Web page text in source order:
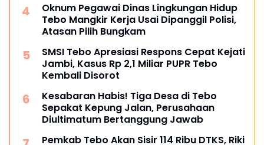
Oknum Pegawai Dinas Lingkungan Hidup
Tebo Mangkir Kerja Usai Dipanggil Polisi,
Atasan Pilih Bungkam
SMSI Tebo Apresiasi Respons Cepat Kejati
Jambi, Kasus Rp 2,1 Miliar PUPR Tebo
Kembali Disorot
Kesabaran Habis! Tiga Desa di Tebo
Sepakat Kepung Jalan, Perusahaan
Diultimatum Bertanggung Jawab
Pemkab Tebo Akan Sisir 114 Ribu DTKS, Riki